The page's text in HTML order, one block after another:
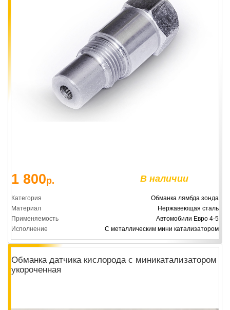
1 800р. В наличии
Категория
Обманка лямбда зонда
Материал
Нержавеющая сталь
Применяемость
Автомобили Евро 4-5
Исполнение
С металлическим мини катализатором
Обманка датчика кислорода с миникатализатором
укороченная